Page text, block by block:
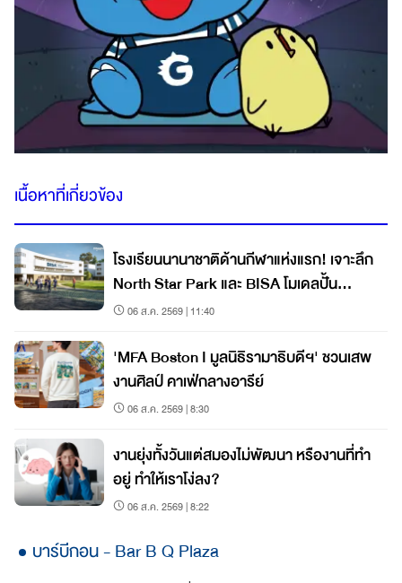
เนื้อหาที่เกี่ยวข้อง
โรงเรียนนานาชาติด้านกีฬาแห่งแรก! เจาะลึก
North Star Park และ BISA โมเดลปั้น
นักกีฬาแนวใหม่
06 ส.ค. 2569 | 11:40
'MFA Boston I มูลนิธิรามาธิบดีฯ' ชวนเสพ
งานศิลป์ คาเฟ่กลางอารีย์
06 ส.ค. 2569 | 8:30
งานยุ่งทั้งวันแต่สมองไม่พัฒนา หรืองานที่ทำ
อยู่ ทำให้เราโง่ลง?
06 ส.ค. 2569 | 8:22
บาร์บีกอน - Bar B Q Plaza